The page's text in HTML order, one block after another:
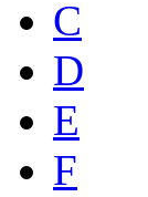
C
D
E
F